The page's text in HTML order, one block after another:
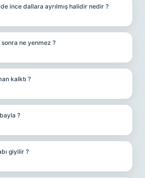
ince dallara ayrılmış halidir nedir ?
sonra ne yenmez ?
kalktı ?
?
giyilir ?